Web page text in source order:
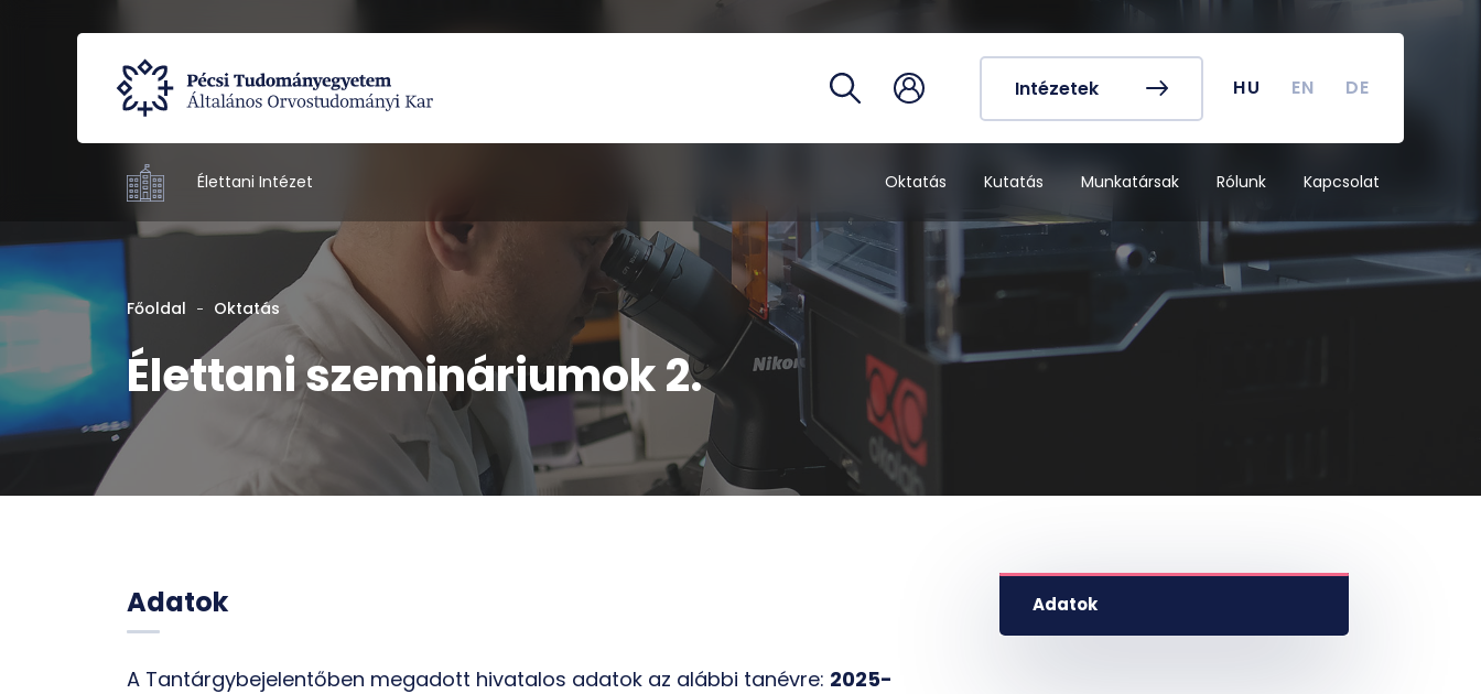
Intézetek HU EN DE
Élettani Intézet Oktatás Kutatás Munkatársak Rólunk Kapcsolat
egységek
Telefonkönyv
Órarendek
Tanulmányi naptár
Főoldal Oktatás
Élettani szemináriumok 2.
Adatok
A Tantárgybejelentőben megadott hivatalos adatok az alábbi tanévre: 2025-
Adatok